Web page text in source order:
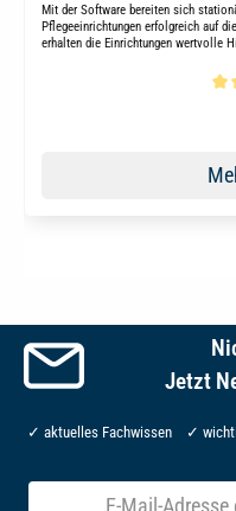
Mit der Software bereiten sich
Pflegeeinrichtungen erfolgreich auf
erhalten die Einrichtungen wertvolle
Durchschnittliche Bewertung
Jetzt
✓ aktuelles Fachwissen ✓
E-